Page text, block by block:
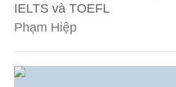
IELTS và TOEFL
Phạm Hiệp